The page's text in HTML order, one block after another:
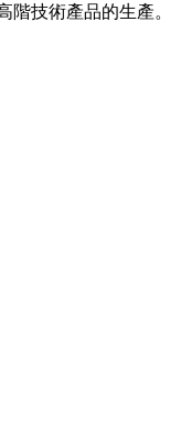
階技術產品的生產。